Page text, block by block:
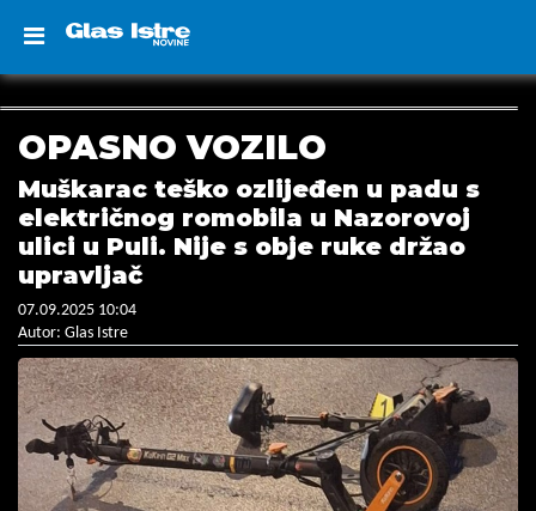
OPASNO VOZILO
Muškarac teško ozlijeđen u padu s
električnog romobila u Nazorovoj
ulici u Puli. Nije s obje ruke držao
upravljač
07.09.2025 10:04
Autor: Glas Istre